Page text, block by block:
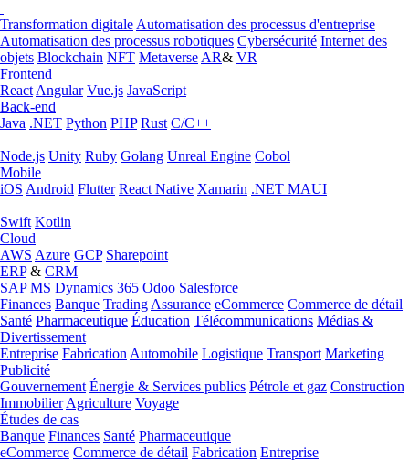
Transformation digitale Automatisation des processus d'entreprise
Automatisation des processus robotiques Cybersécurité Internet des
objets Blockchain NFT Metaverse AR& VR
Frontend
React Angular Vue.js JavaScript
Back-end
Java .NET Python PHP Rust C/C++
Node.js Unity Ruby Golang Unreal Engine Cobol
Mobile
iOS Android Flutter React Native Xamarin .NET MAUI
Swift Kotlin
Cloud
AWS Azure GCP Sharepoint
ERP& CRM
SAP MS Dynamics 365 Odoo Salesforce
Finances Banque Trading Assurance eCommerce Commerce de détail
Santé Pharmaceutique Éducation Télécommunications Médias &
Divertissement
Entreprise Fabrication Automobile Logistique Transport Marketing
Publicité
Gouvernement Énergie & Services publics Pétrole et gaz Construction
Immobilier Agriculture Voyage
Études de cas
Banque Finances Santé Pharmaceutique
eCommerce Commerce de détail Fabrication Entreprise